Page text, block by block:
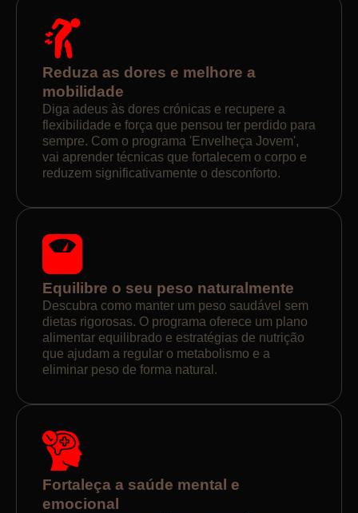
Reduza as dores e melhore a
mobilidade
Diga adeus às dores crónicas e recupere a
flexibilidade e força que pensou ter perdido para
sempre. Com o programa 'Envelheça Jovem',
vai aprender técnicas que fortalecem o corpo e
reduzem significativamente o desconforto.
Equilibre o seu peso naturalmente
Descubra como manter um peso saudável sem
dietas rigorosas. O programa oferece um plano
alimentar equilibrado e estratégias de nutrição
que ajudam a regular o metabolismo e a
eliminar peso de forma natural.
Fortaleça a saúde mental e
emocional